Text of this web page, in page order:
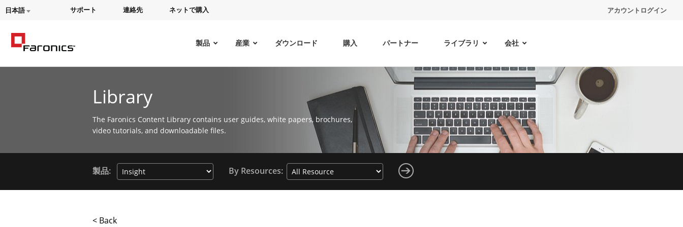
日本語 サポート 連絡先 ネットで購入 アカウントログイン
製品 産業 ダウンロード 購入 パートナー ライブラリ 会社
Library
The Faronics Content Library contains user guides, white papers, brochures,
video tutorials, and downloadable files.
製品: By Resources:
< Back